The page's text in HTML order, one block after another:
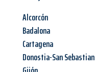
Alcorcón
Badalona
Cartagena
Donostia-San Sebastian